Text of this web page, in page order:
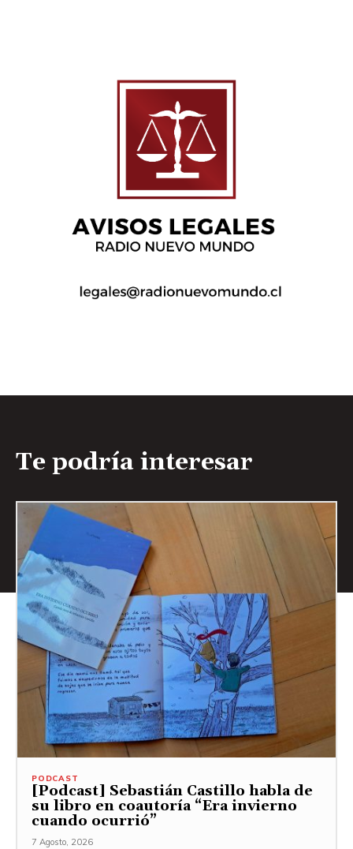
Te podría interesar
PODCAST
[Podcast] Sebastián Castillo habla de
su libro en coautoría “Era invierno
cuando ocurrió”
7 Agosto, 2026